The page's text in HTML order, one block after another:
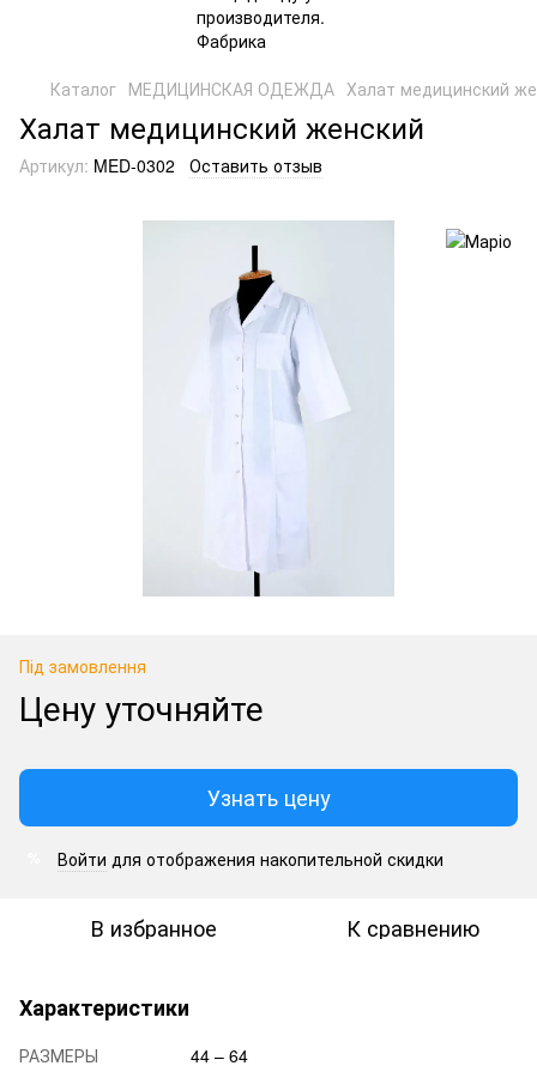
Каталог МЕДИЦИНСКАЯ ОДЕЖДА Халат медицинский
Халат медицинский женский
Артикул: MED-0302 Оставить отзыв
Під замовлення
Цену уточняйте
Узнать цену
Войти для отображения накопительной скидки
В избранное К сравнению
Характеристики
РАЗМЕРЫ
44 – 64